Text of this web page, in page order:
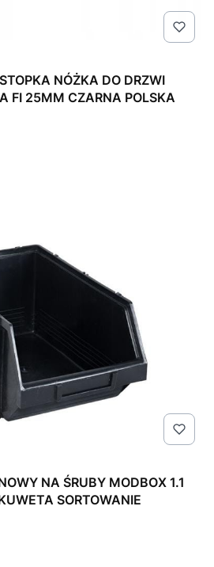
NÓŻKA DO DRZWI
FI 25MM CZARNA POLSKA
NA ŚRUBY MODBOX 1.1
SORTOWANIE